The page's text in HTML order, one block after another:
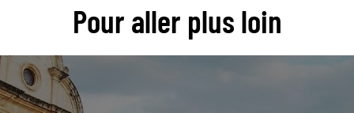
Pour aller plus loin